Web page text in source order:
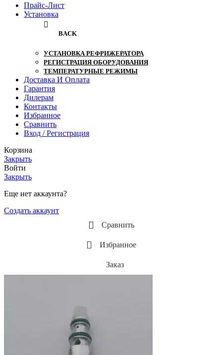
Прайс-Лист
Установка
BACK
УСТАНОВКА РЕФРИЖЕРАТОРА
РЕГИСТРАЦИЯ ОБОРУДОВАНИЯ
ТЕМПЕРАТУРНЫЕ РЕЖИМЫ
Доставка И Оплата
Гарантия
Дилерам
Контакты
Избранное
Сравнить
Вход / Регистрация
Корзина
Закрыть
Войти
Закрыть
Еще нет аккаунта?
Создать аккаунт
Сравнить
Избранное
Заказ